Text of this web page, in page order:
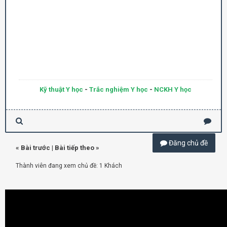
Kỹ thuật Y học - Trắc nghiệm Y học - NCKH Y học
Đăng chủ đề
« Bài trước | Bài tiếp theo »
Thành viên đang xem chủ đề: 1 Khách